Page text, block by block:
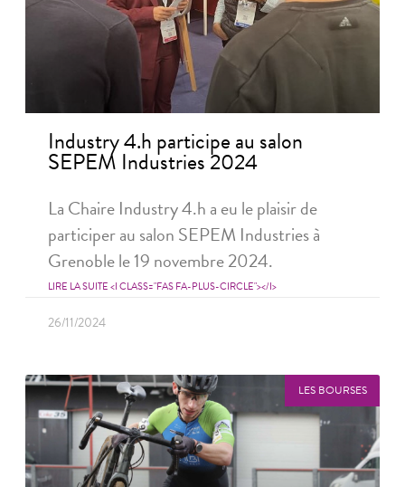
Industry 4.h participe au salon
SEPEM Industries 2024
La Chaire Industry 4.h a eu le plaisir de
participer au salon SEPEM Industries à
Grenoble le 19 novembre 2024.
LIRE LA SUITE <I CLASS="FAS FA-PLUS-CIRCLE"></I>
26/11/2024
LES BOURSES